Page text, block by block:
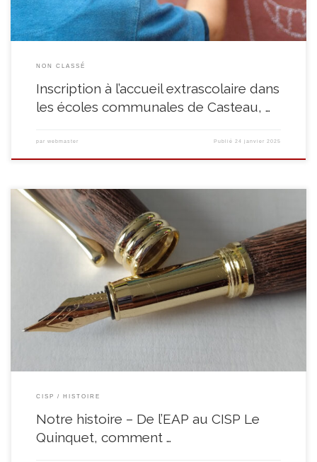
NON CLASSÉ
Inscription à l’accueil extrascolaire dans
les écoles communales de Casteau, …
par webmaster Publié 24 janvier 2025
Derrière tout projet ambitieux, tout défi, tout vœu pieu se dissimulent
souvent des obstacles d’ordre humain certes mais également d’ordre
infrastructurel et législatif. A l’époque de la création du Quinquet, il était
interdit de mettre au travail un bénéficiaire de Minimex (actuel Revenu
d’Intégration Sociale), créant ainsi un seuil d’exclusion […]
CISP HISTOIRE
Notre histoire – De l’EAP au CISP Le
Quinquet, comment …